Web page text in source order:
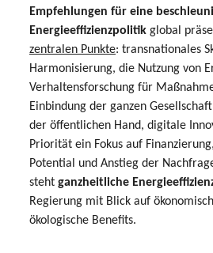
Empfehlungen für eine
Energieeffizienzpolitik global
zentralen Punkte: transnationales
Harmonisierung, die Nutzung von
Verhaltensforschung für
Einbindung der ganzen
der öffentlichen Hand, digitale
Priorität ein Fokus auf
Potential und Anstieg der
steht ganzheitliche
Regierung mit Blick auf
ökologische Benefits.